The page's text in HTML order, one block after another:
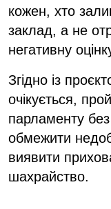
кожен, хто
заклад, а не
негативну
Згідно із
очікується,
парламенту
обмежити
виявити
шахрайство.